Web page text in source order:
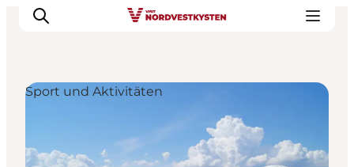
Urlaubsorte
Inspiration
Sport und Aktivitäten